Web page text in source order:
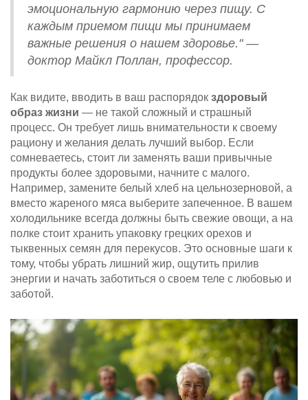
эмоциональную гармонию через пищу. С
каждым приемом пищи мы принимаем
важные решения о нашем здоровье." —
доктор Майкл Поллан, профессор.
Как видите, вводить в ваш распорядок здоровый
образ жизни — не такой сложный и страшный
процесс. Он требует лишь внимательности к своему
рациону и желания делать лучший выбор. Если
сомневаетесь, стоит ли заменять ваши привычные
продукты более здоровыми, начните с малого.
Например, замените белый хлеб на цельнозерновой, а
вместо жареного мяса выберите запеченное. В вашем
холодильнике всегда должны быть свежие овощи, а на
полке стоит хранить упаковку грецких орехов и
тыквенных семян для перекусов. Это основные шаги к
тому, чтобы убрать лишний жир, ощутить прилив
энергии и начать заботиться о своем теле с любовью и
заботой.